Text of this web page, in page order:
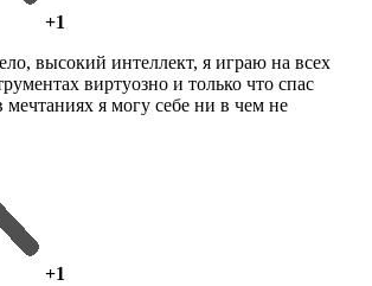
+1
высокий интеллект, я играю на всех
виртуозно и только что спас
мечтаниях я могу себе ни в чем не
+1